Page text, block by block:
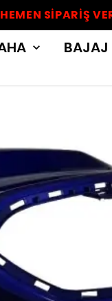
HEMEN SİPARİŞ
BAJAJ